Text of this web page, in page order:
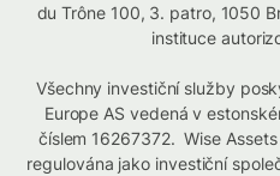
du Trône 100, 3. patro, 1050
instituce
Všechny investiční služby
Europe AS vedená v
číslem 16267372. Wise
regulována jako investiční